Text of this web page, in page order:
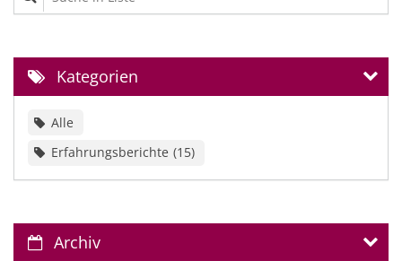
Kategorien
Alle
Erfahrungsberichte 15
Archiv